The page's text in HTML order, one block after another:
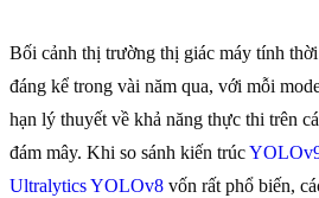
Bối cảnh thị trường thị giác máy tính
đáng kể trong vài năm qua, với mỗi
hạn lý thuyết về khả năng thực thi trên
đám mây. Khi so sánh kiến trúc
Ultralytics YOLOv8 vốn rất phổ biến,